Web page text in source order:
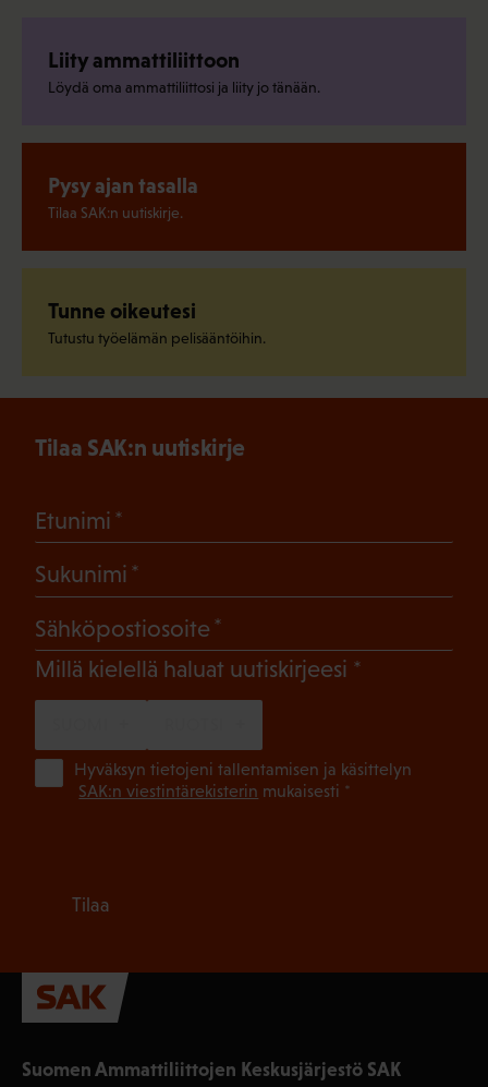
Liity ammattiliittoon
Löydä oma ammattiliittosi ja liity jo tänään.
Pysy ajan tasalla
Tilaa SAK:n uutiskirje.
Tunne oikeutesi
Tutustu työelämän pelisääntöihin.
Suomen Ammattiliittojen Keskusjärjestö SAK
Tilaa SAK:n uutiskirje
Etunimi
Sukunimi
Sähköpostiosoite
Millä kielellä haluat uutiskirjeesi (Pakollinen)
Hyväksyn tietojeni tallentamisen ja käsittelyn
SAK:n viestintärekisterin mukaisesti *
Tilaa